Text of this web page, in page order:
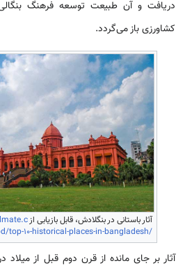
دریافت و آن طبیعت توسعه فرهنگ
کشاورزی باز می‌گردد.
آثار باستانی در بنگلادش، قابل بازیابی از
top-10-historical-places-in-bangladesh/
آثار بر جای مانده از قرن دوم قبل از میلاد